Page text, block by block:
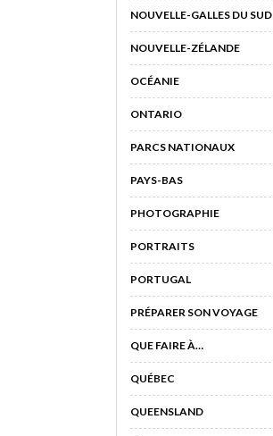
NOUVELLE-GALLES DU SUD
NOUVELLE-ZÉLANDE
OCÉANIE
ONTARIO
PARCS NATIONAUX
PAYS-BAS
PHOTOGRAPHIE
PORTRAITS
PORTUGAL
PRÉPARER SON VOYAGE
QUE FAIRE À…
QUÉBEC
QUEENSLAND